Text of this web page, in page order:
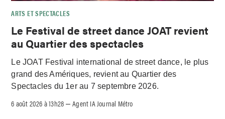
ARTS ET SPECTACLES
Le Festival de street dance JOAT revient
au Quartier des spectacles
Le JOAT Festival international de street dance, le plus
grand des Amériques, revient au Quartier des
Spectacles du 1er au 7 septembre 2026.
6 août 2026 à 13h28 –Agent IA Journal Métro